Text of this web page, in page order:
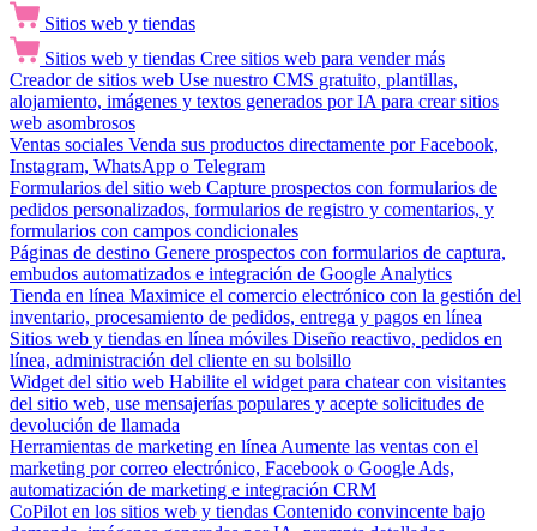
Sitios web y tiendas
Sitios web y tiendas Cree sitios web para vender más
Creador de sitios web Use nuestro CMS gratuito, plantillas,
alojamiento, imágenes y textos generados por IA para crear sitios
web asombrosos
Ventas sociales Venda sus productos directamente por Facebook,
Instagram, WhatsApp o Telegram
Formularios del sitio web Capture prospectos con formularios de
pedidos personalizados, formularios de registro y comentarios, y
formularios con campos condicionales
Páginas de destino Genere prospectos con formularios de captura,
embudos automatizados e integración de Google Analytics
Tienda en línea Maximice el comercio electrónico con la gestión del
inventario, procesamiento de pedidos, entrega y pagos en línea
Sitios web y tiendas en línea móviles Diseño reactivo, pedidos en
línea, administración del cliente en su bolsillo
Widget del sitio web Habilite el widget para chatear con visitantes
del sitio web, use mensajerías populares y acepte solicitudes de
devolución de llamada
Herramientas de marketing en línea Aumente las ventas con el
marketing por correo electrónico, Facebook o Google Ads,
automatización de marketing e integración CRM
CoPilot en los sitios web y tiendas Contenido convincente bajo